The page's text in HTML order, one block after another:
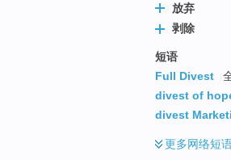
放弃
剥除
短语
Full Divest
divest of
divest
更多网络短